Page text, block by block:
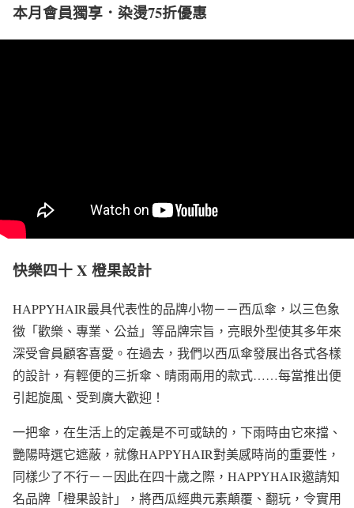
本月會員獨享．染燙75折優惠
快樂四十 X 橙果設計
HAPPYHAIR最具代表性的品牌小物－－西瓜傘，以三色象
徵「歡樂、專業、公益」等品牌宗旨，亮眼外型使其多年來
深受會員顧客喜愛。在過去，我們以西瓜傘發展出各式各樣
的設計，有輕便的三折傘、晴雨兩用的款式……每當推出便
引起旋風、受到廣大歡迎！
一把傘，在生活上的定義是不可或缺的，下雨時由它來擋、
艷陽時選它遮蔽，就像HAPPYHAIR對美感時尚的重要性，
同樣少了不行－－因此在四十歲之際，HAPPYHAIR邀請知
名品牌「橙果設計」，將西瓜經典元素顛覆、翻玩，令實用